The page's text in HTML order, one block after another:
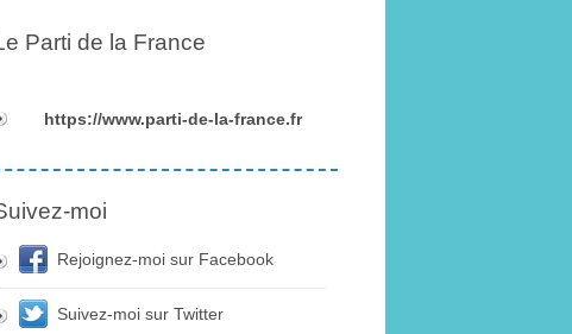
Parti de la France
https://www.parti-de-la-france.fr
moi
Rejoignez-moi sur Facebook
Suivez-moi sur Twitter